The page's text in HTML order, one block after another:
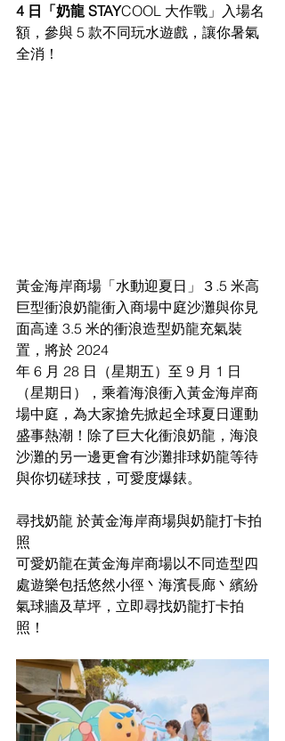
4 日「奶龍 STAYCOOL 大作戰」入場名
額，參與 5 款不同玩水遊戲，讓你暑氣
全消！
黃金海岸商場「水動迎夏日」３.5 米高
巨型衝浪奶龍衝入商場中庭沙灘與你見
面高達 3.5 米的衝浪造型奶龍充氣裝
置，將於 2024
年 6 月 28 日（星期五）至 9 月 1 日
（星期日），乘着海浪衝入黃金海岸商
場中庭，為大家搶先掀起全球夏日運動
盛事熱潮！除了巨大化衝浪奶龍，海浪
沙灘的另一邊更會有沙灘排球奶龍等待
與你切磋球技，可愛度爆錶。
尋找奶龍 於黃金海岸商場與奶龍打卡拍
照
可愛奶龍在黃金海岸商場以不同造型四
處遊樂包括悠然小徑丶海濱長廊丶繽紛
氣球牆及草坪，立即尋找奶龍打卡拍
照！